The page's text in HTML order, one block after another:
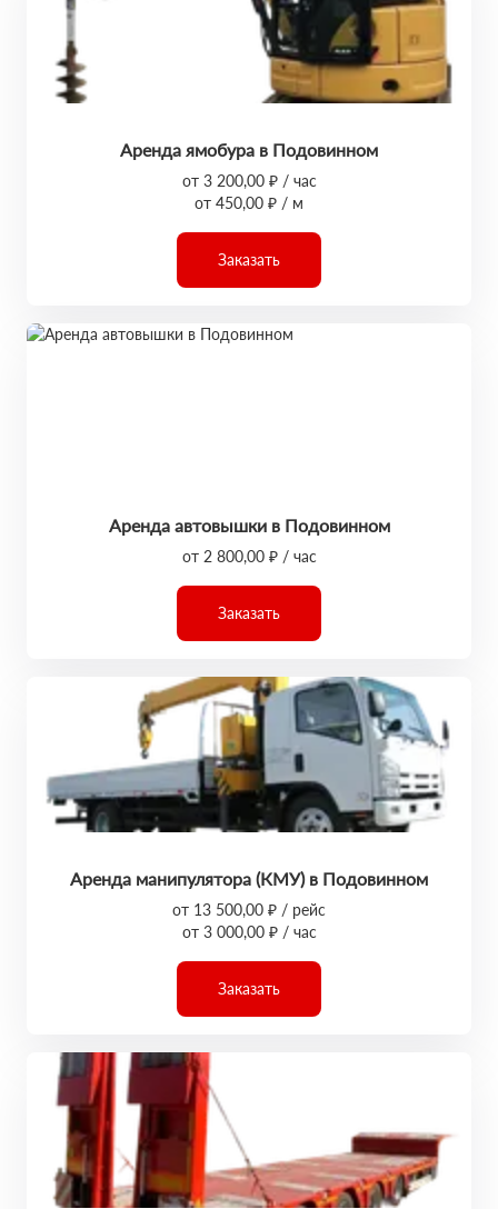
Аренда ямобура в Подовинном
от 3 200,00 ₽ / час
от 450,00 ₽ / м
Заказать
Аренда автовышки в Подовинном
от 2 800,00 ₽ / час
Заказать
Аренда манипулятора (КМУ) в Подовинном
от 13 500,00 ₽ / рейс
от 3 000,00 ₽ / час
Заказать